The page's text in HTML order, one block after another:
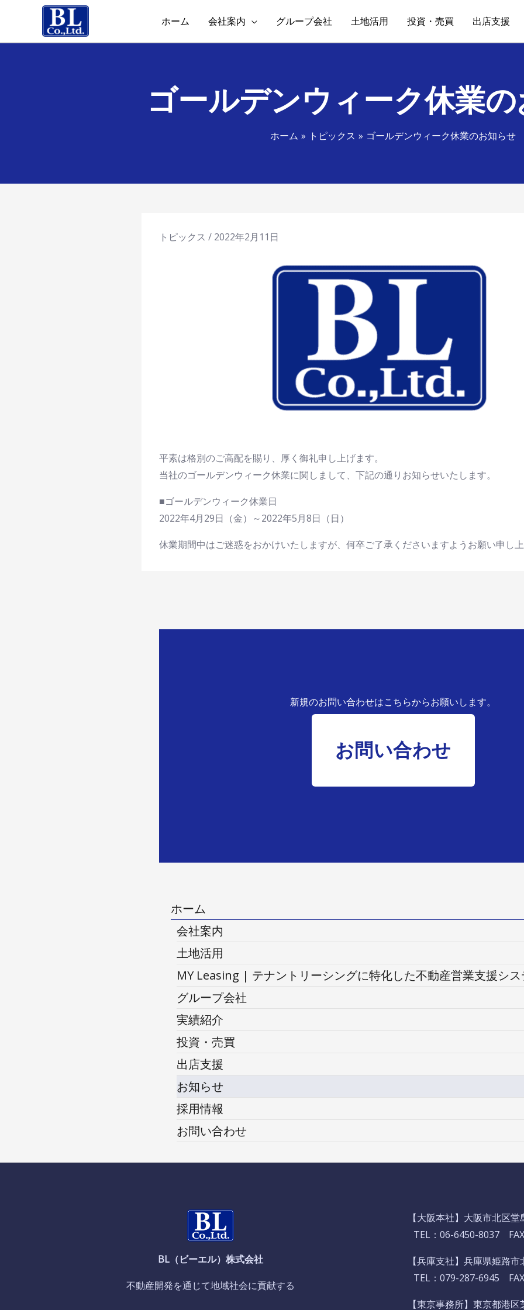
ホーム 会社案内 グループ会社 土地活用 投資・売買 出店支援
ゴールデンウィーク休業
ホーム トピックス ゴールデンウィーク休業のお知らせ
トピックス / 2022年2月11日
平素は格別のご高配を賜り、厚く御礼申し上げます。
当社のゴールデンウィーク休業に関しまして、下記の通りお知らせいたします。
■ゴールデンウィーク休業日
2022年4月29日（金）～2022年5月8日（日）
休業期間中はご迷惑をおかけいたしますが、何卒ご了承くださいますようお願い申し
新規のお問い合わせはこちらからお願いします。
お問い合わせ
ホーム
会社案内
土地活用
MY Leasing | テナントリーシングに特化した不動産営業支援シ
グループ会社
実績紹介
投資・売買
出店支援
お知らせ
採用情報
お問い合わせ
BL（ビーエル）株式会社
不動産開発を通じて地域社会に貢献する
【大阪本社】 大阪市北区堂
TEL： 06-6450-8037
【兵庫支社】 兵庫県姫路市
TEL： 079-287-6945
【東京事務所】東京都港